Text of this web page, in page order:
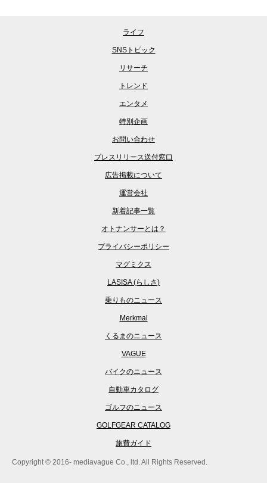
ライフ
SNSトピック
リサーチ
トレンド
エンタメ
特別企画
お問い合わせ
プレスリリース送付窓口
広告掲載について
運営会社
新着記事一覧
オトナンサーとは？
プライバシーポリシー
マグミクス
LASISA (らしさ)
乗りものニュース
Merkmal
くるまのニュース
VAGUE
バイクのニュース
自動車カタログ
ゴルフのニュース
GOLFGEAR CATALOG
旅費ガイド
Copyright © 2016- mediavague Co., ltd. All Rights Reserved.